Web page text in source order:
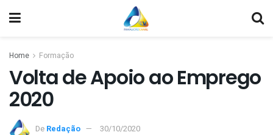
Home Formação
Volta de Apoio ao Emprego
2020
De Redação 30/10/2020